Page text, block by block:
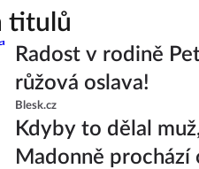
titulů
Radost v rodině
růžová oslava!
Blesk.cz
Kdyby to dělal
Madonně prochází